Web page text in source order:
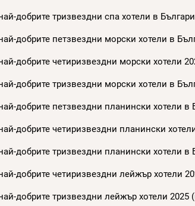
добрите тризвездни спа хотели в
добрите петзвездни морски хотели в
добрите четиризвездни морски хотели
добрите тризвездни морски хотели в
добрите петзвездни планински хотели в
добрите четиризвездни планински
добрите тризвездни планински хотели в
добрите четиризвездни лейжър хотели
добрите тризвездни лейжър хотели 2025